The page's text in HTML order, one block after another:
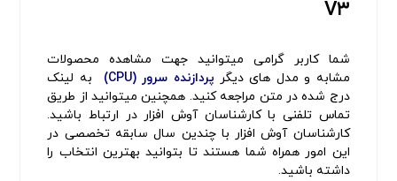
V۳
شما کاربر گرامی میتوانید جهت مشاهده محصولات
مشابه و مدل های دیگر پردازنده سرور (CPU)
به لینک
درج شده در متن مراجعه کنید. همچنین میتوانید از طریق
تماس تلفنی با کارشناسان آوش افزار در ارتباط باشید.
کارشناسان آوش افزار با چندین سال سابقه تخصصی در
این امور همراه شما هستند تا بتوانید بهترین انتخاب را
داشته باشید.